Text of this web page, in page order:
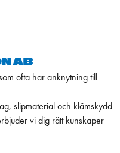
ofta har anknytning till
slipmaterial och klämskydd
vi dig rätt kunskaper